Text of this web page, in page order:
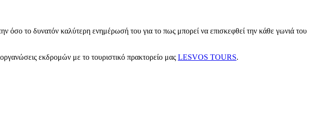
όσο το δυνατόν καλύτερη ενημέρωσή του για το πως μπορεί να επισκεφθεί την κάθε γωνιά του
εκδρομών με το τουριστικό πρακτορείο μας LESVOS TOURS.